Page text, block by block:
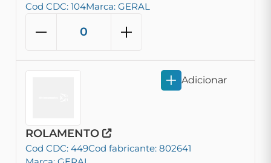
Cod CDC: 104Marca: GERAL
ROLAMENTO
Cod CDC: 449Cod fabricante: 802641
Adicionar